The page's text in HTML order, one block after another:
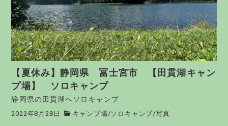
【夏休み】静岡県 冨士宮市 【田貫湖キャン
プ場】 ソロキャンプ
静岡県の田貫湖へソロキャンプ
2022年8月28日 キャンプ場/ソロキャンプ/写真